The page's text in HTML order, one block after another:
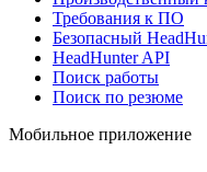
Требования к ПО
Безопасный
HeadHunter API
Поиск работы
Поиск по резюме
Мобильное приложение